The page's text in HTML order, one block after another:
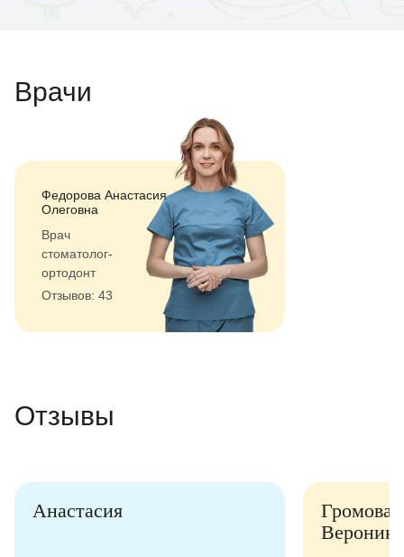
Врачи
Федорова Анастасия
Олеговна
Врач
стоматолог-
ортодонт
Отзывов: 43
Отзывы
Анастасия
Громова
Вероника